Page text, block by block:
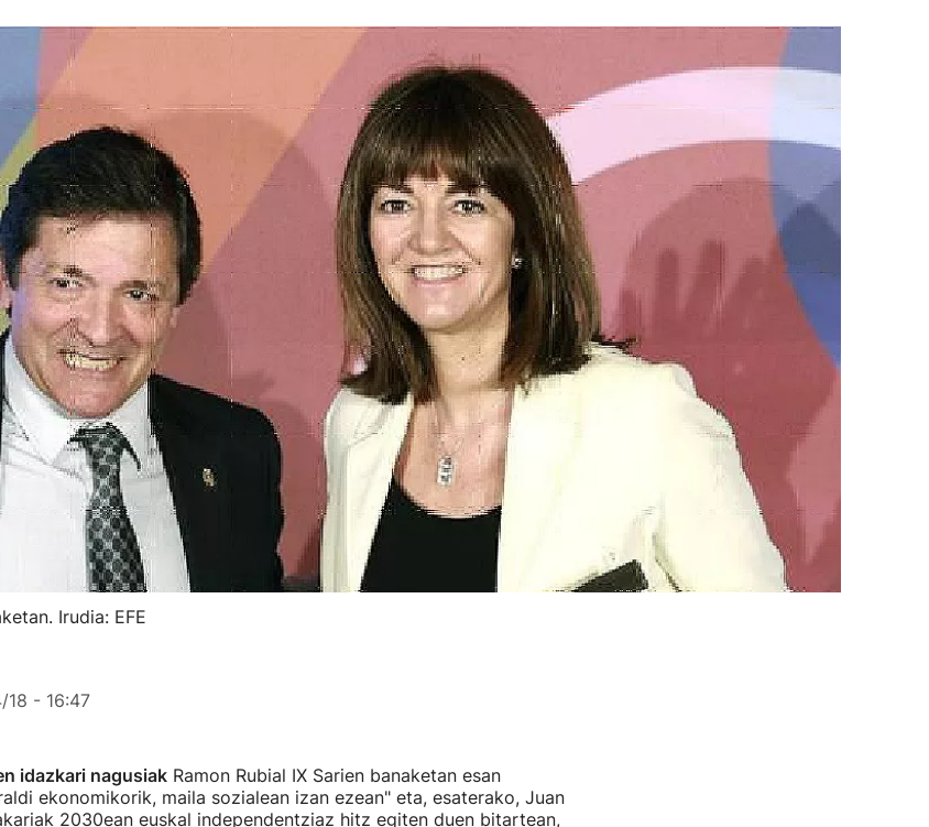
Irudia: EFE
18 - 16:47
idazkari nagusiakRamon Rubial IX Sarien banaketan esan
ekonomikorik, maila sozialean izan ezean" eta, esaterako, Juan
2030ean euskal independentziaz hitz egiten duen bitartean,